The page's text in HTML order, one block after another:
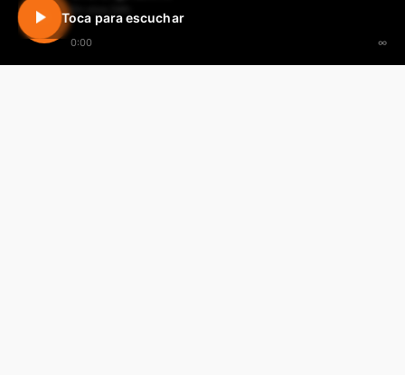
En vivo 24h
0:00 ∞
Toca para escuchar